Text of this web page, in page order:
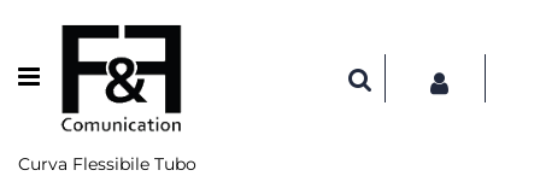
Open menu
Curva Flessibile Tubo